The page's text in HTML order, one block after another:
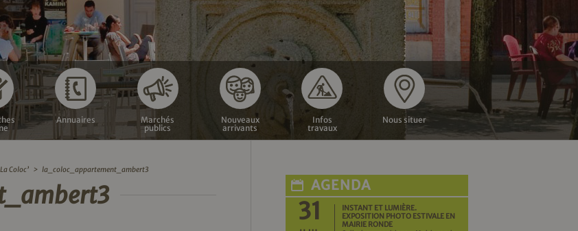
L'ACCUEIL
Annuaires
Marchés
publics
Nouveaux
arrivants
Infos
travaux
Nous situer
Coloc’ > la_coloc_appartement_ambert3
AGENDA
31
INSTANT ET LUMIÈRE.
EXPOSITION PHOTO ESTIVALE EN
MAIRIE RONDE